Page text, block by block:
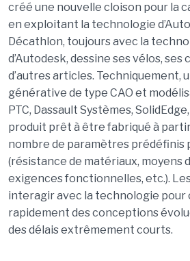
créé une nouvelle cloison pour la
en exploitant la technologie
Décathlon, toujours avec la
d’Autodesk, dessine ses vélos, ses
d’autres articles. Techniquement,
générative de type CAO et
PTC, Dassault Systèmes,
produit prêt à être fabriqué à
nombre de paramètres prédéfinis
(résistance de matériaux, moyens
exigences fonctionnelles, etc.).
interagir avec la technologie pour
rapidement des conceptions
des délais extrêmement courts.